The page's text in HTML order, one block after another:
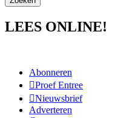
LEES ONLINE!
Abonneren
Proef Entree
Nieuwsbrief
Adverteren